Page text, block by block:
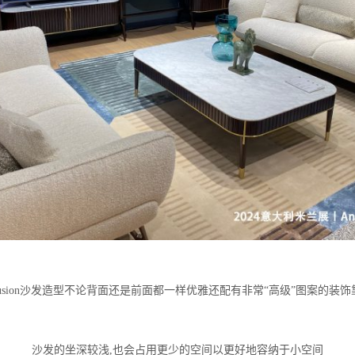
沙发造型不论背面还是前面都一样优雅还配有非常“高级”图案的装饰
沙发的坐深较浅,也会占用更少的空间以更好地容纳于小空间